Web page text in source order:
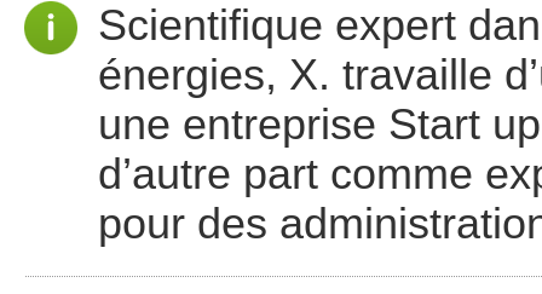
Scientifique expert
énergies, X. travaille
une entreprise Start
d’autre part comme
pour des